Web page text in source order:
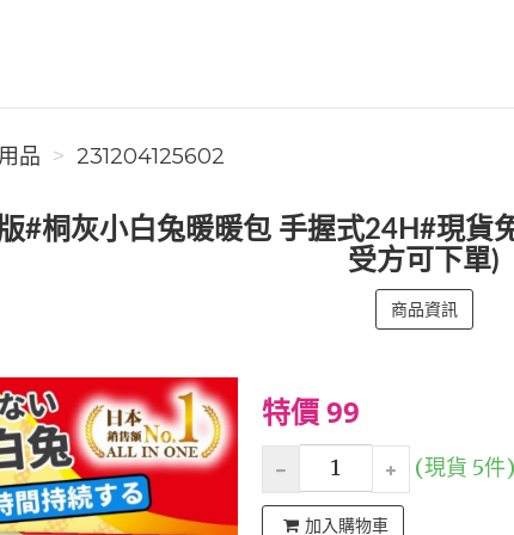
品 231204125602
#桐灰小白兔暖暖包 手握式24H#現貨
受方可下單)
商品資訊
特價 99
(現貨 5件)
加入購物車